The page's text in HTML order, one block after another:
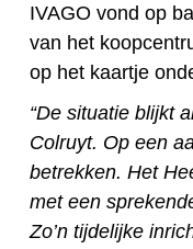
IVAGO vond op
van het
op het kaartje
“De situatie blijkt
Colruyt. Op een
betrekken. Het
met een
Zo’n tijdelijke